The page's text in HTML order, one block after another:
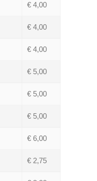
€ 4,00
€ 4,00
€ 4,00
€ 5,00
€ 5,00
€ 5,00
€ 6,00
€ 2,75